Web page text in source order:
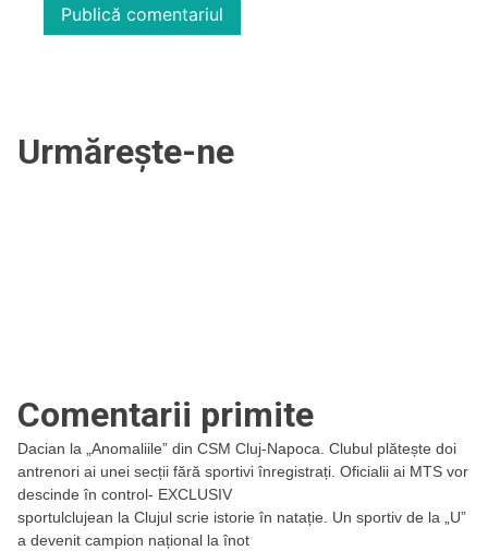
Urmărește-ne
Comentarii primite
Dacian la „Anomaliile” din CSM Cluj-Napoca. Clubul plătește doi
antrenori ai unei secții fără sportivi înregistrați. Oficialii ai MTS vor
descinde în control- EXCLUSIV
sportulclujean la Clujul scrie istorie în natație. Un sportiv de la „U”
a devenit campion național la înot